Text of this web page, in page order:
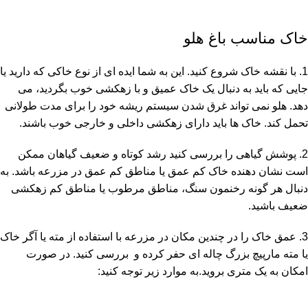
خاک مناسب باغ هلو
1. با نقشه خاک شروع کنید. این به شما ایده ای از نوع خاکی که دارید یا
جایی که باید به دنبال یک خاک عمیق و با زهکشی خوب بگردید، می
دهد. هلو نمی تواند غرق شدن سیستم ریشه خود را برای مدت طولانی
تحمل کند. خاک ها باید دارای زهکشی داخلی و خارجی خوب باشند.
2. پوشش گیاهی را بررسی کنید رشد کوتاه و ضعیف گیاهان ممکن
است نشان دهنده خاک کم عمق یا مناطق کم عمق در مزرعه باشد. به
دنبال هر گونه رخنمون سنگ، مناطق مرطوب یا مناطق کم زهکشی
ضعیف باشید.
3. عمق خاک را در چندین مکان در مزرعه با استفاده از مته یا آگر خاک
یا مته مارپیچ بزرگ چاله ای حفر کرده و بررسی کنید. در صورت
امکان به یک متری بروید.به موارد زیر توجه کنید: